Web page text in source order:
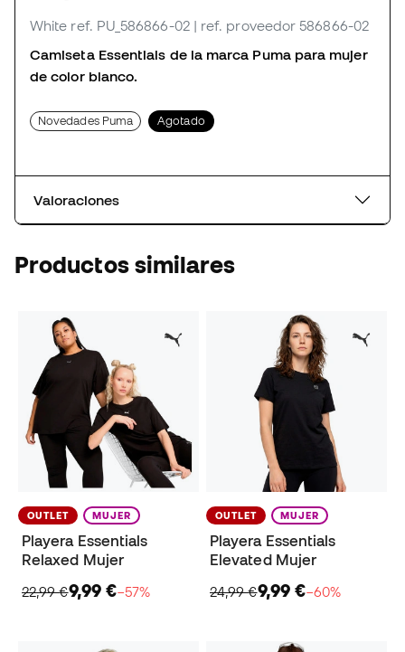
White ref. PU_586866-02 | ref. proveedor 586866-02
Camiseta Essentials de la marca Puma para mujer
de color blanco.
Novedades Puma Agotado
Valoraciones
Productos similares
OUTLET MUJER
Playera Essentials
Relaxed Mujer
22,99 €9,99 €−57%
OUTLET MUJER
Playera Essentials
Elevated Mujer
24,99 €9,99 €−60%